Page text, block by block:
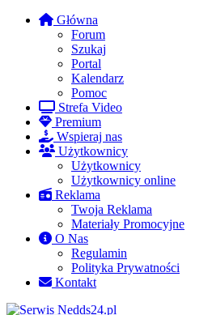
Główna
Forum
Szukaj
Portal
Kalendarz
Pomoc
Strefa Video
Premium
Wspieraj nas
Użytkownicy
Użytkownicy
Użytkownicy online
Reklama
Twoja Reklama
Materiały Promocyjne
O Nas
Regulamin
Polityka Prywatności
Kontakt